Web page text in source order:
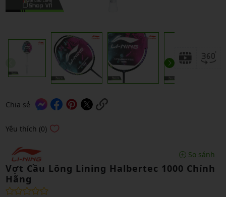
Chia sẻ
Yêu thích (0)
So sánh
Vợt Cầu Lông Lining Halbertec 1000 Chính
Hãng